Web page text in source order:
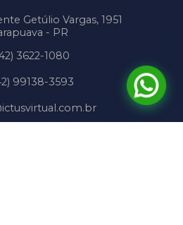
Getúlio Vargas, 1951
- PR
3622-1080
99138-3593